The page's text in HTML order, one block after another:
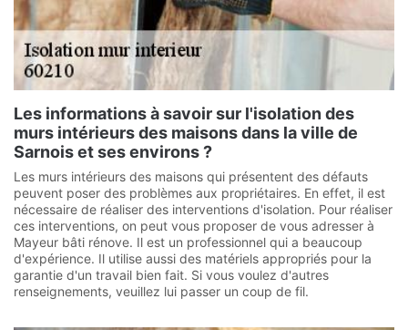
Les informations à savoir sur l'isolation des
murs intérieurs des maisons dans la ville de
Sarnois et ses environs ?
Les murs intérieurs des maisons qui présentent des défauts
peuvent poser des problèmes aux propriétaires. En effet, il est
nécessaire de réaliser des interventions d'isolation. Pour réaliser
ces interventions, on peut vous proposer de vous adresser à
Mayeur bâti rénove. Il est un professionnel qui a beaucoup
d'expérience. Il utilise aussi des matériels appropriés pour la
garantie d'un travail bien fait. Si vous voulez d'autres
renseignements, veuillez lui passer un coup de fil.